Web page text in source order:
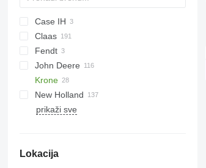
Case IH
Claas
Dominator
Jaguar
Lexion
Tucano
D-series
Fendt
Katana
John Deere
7200
7250
7300
7450
Krone
Big M
Big X
30
New Holland
CR
TN
prikaži sve
Lokacija